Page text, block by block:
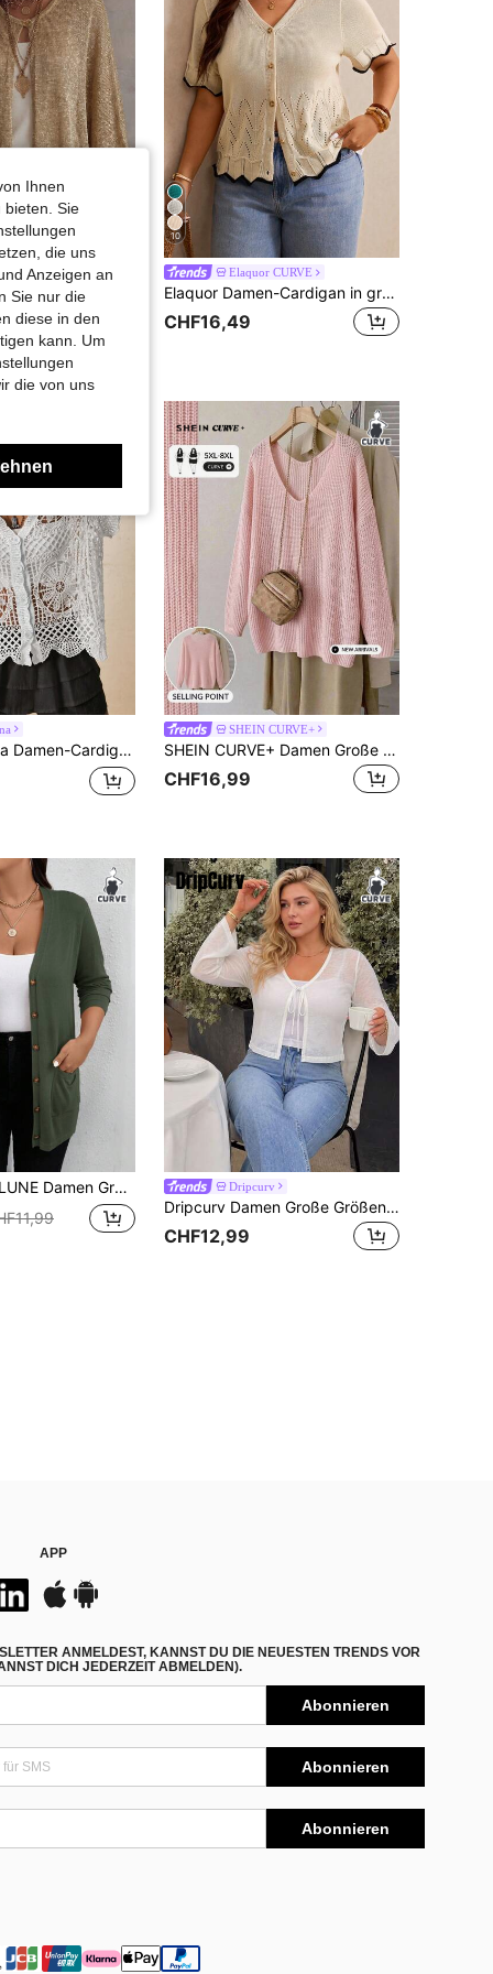
CURVE
10
Elaquor CURVE
Elaquor Damen-Cardigan in großen Größen mit V-Ausschnitt, einreihiger Knopfleiste, lässig, vielseitig, für den Alltag, Casual für Damen
CHF16,49
Ausschnitt, Cut-outs und Stickerei, lässig, traditionell, tropisch, Business Casual, Kurzarm, gehäkelt, Weiß, Herbst
SHEIN CURVE+
SHEIN CURVE+ Damen Große Größen Tiefer V-Ausschnitt Leichter Strickpullover, Lässiger eleganter asymmetrischer Schulter Langarm Pullover in Rosa, Herbst, Lässig, Brunch, Hellrosa
CHF16,99
Einfarbige Strickjacke mit Taschen für den Herbst, Feiertage Dripcurv
Dripcurv Damen Große Größen Frühling/Sommer Lässig Urlaub Alltag Pendeln Minimalistisch Vielseitig Einfarbig Vorne Bindung Kurz Halbdurchsichtig Strickjacke Herbst Weiß
CHF12,99
APP
ANMELDEST, KANNST DU DIE NEUESTEN TRENDS VOR
DICH JEDERZEIT ABMELDEN).
Abonnieren
Abonnieren
Abonnieren
Ihnen
bieten. Sie
die uns
Anzeigen an
Sie nur die
diese in den
kann. Um
die von uns